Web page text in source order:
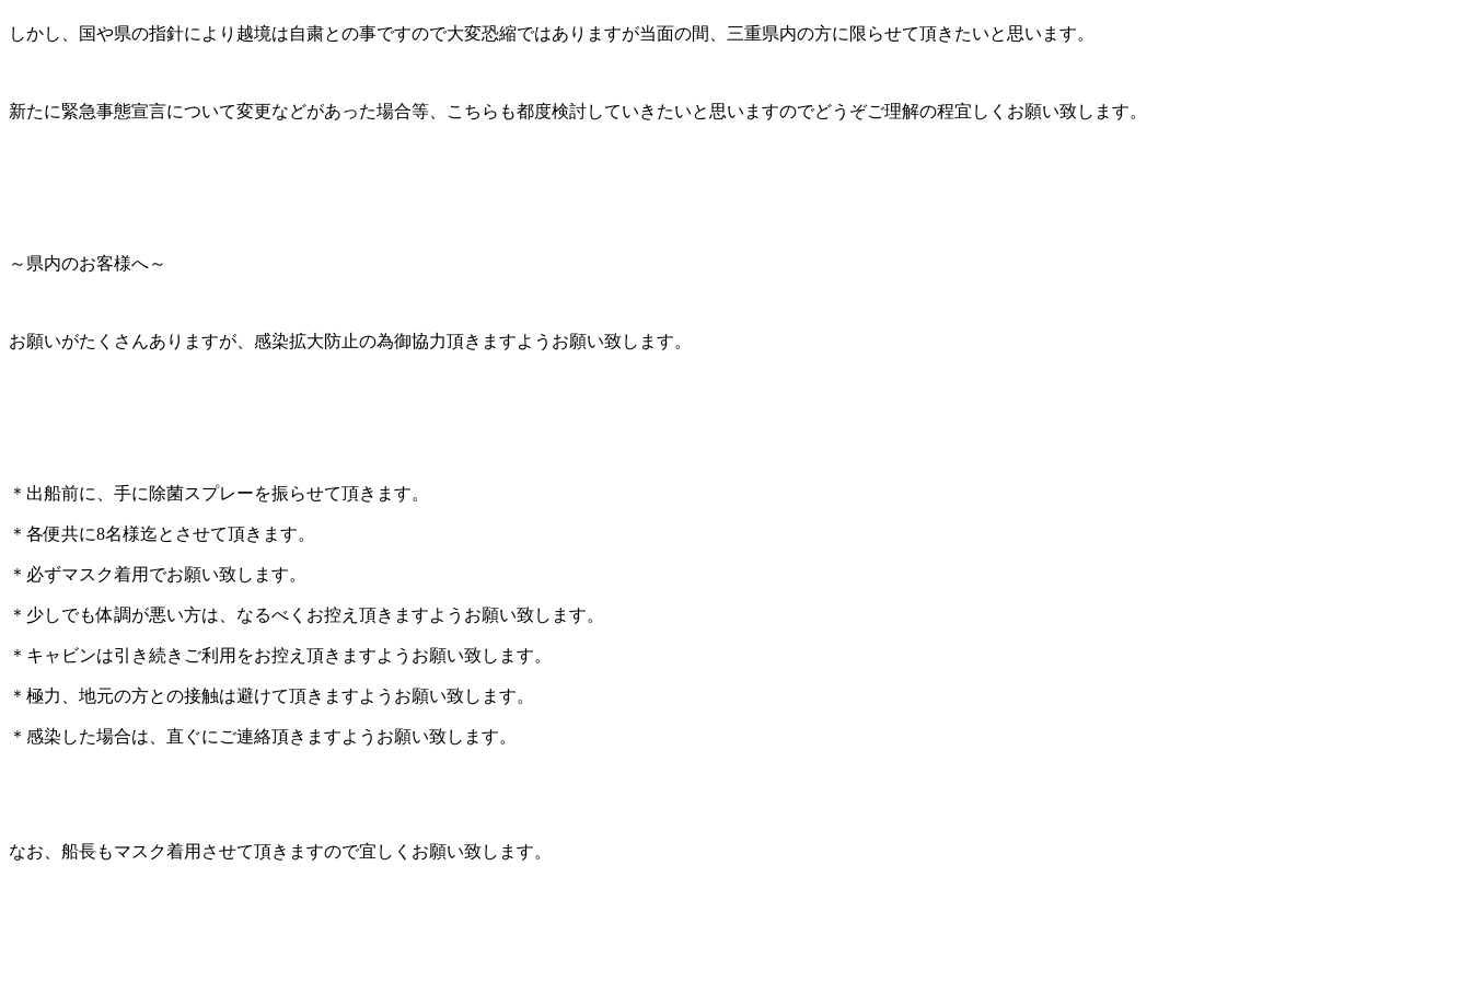
しかし、国や県の指針により越境は自粛との事ですので大変恐縮ではありますが当面の間、三重県内の方に限らせて頂きたいと思います。
新たに緊急事態宣言について変更などがあった場合等、こちらも都度検討していきたいと思いますのでどうぞご理解の程宜しくお願い致します。
～県内のお客様へ～
お願いがたくさんありますが、感染拡大防止の為御協力頂きますようお願い致します。
＊出船前に、手に除菌スプレーを振らせて頂きます。
＊各便共に8名様迄とさせて頂きます。
＊必ずマスク着用でお願い致します。
＊少しでも体調が悪い方は、なるべくお控え頂きますようお願い致します。
＊キャビンは引き続きご利用をお控え頂きますようお願い致します。
＊極力、地元の方との接触は避けて頂きますようお願い致します。
＊感染した場合は、直ぐにご連絡頂きますようお願い致します。
なお、船長もマスク着用させて頂きますので宜しくお願い致します。